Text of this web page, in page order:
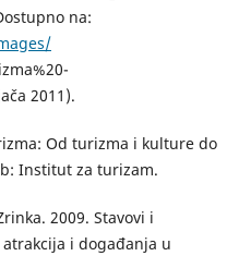
na:
2011).
Od turizma i kulture do
Institut za turizam.
2009. Stavovi i
i događanja u